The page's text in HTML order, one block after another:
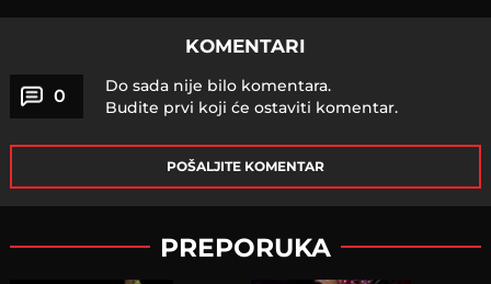
KOMENTARI
0
Do sada nije bilo komentara.
Budite prvi koji će ostaviti komentar.
POŠALJITE KOMENTAR
PREPORUKA